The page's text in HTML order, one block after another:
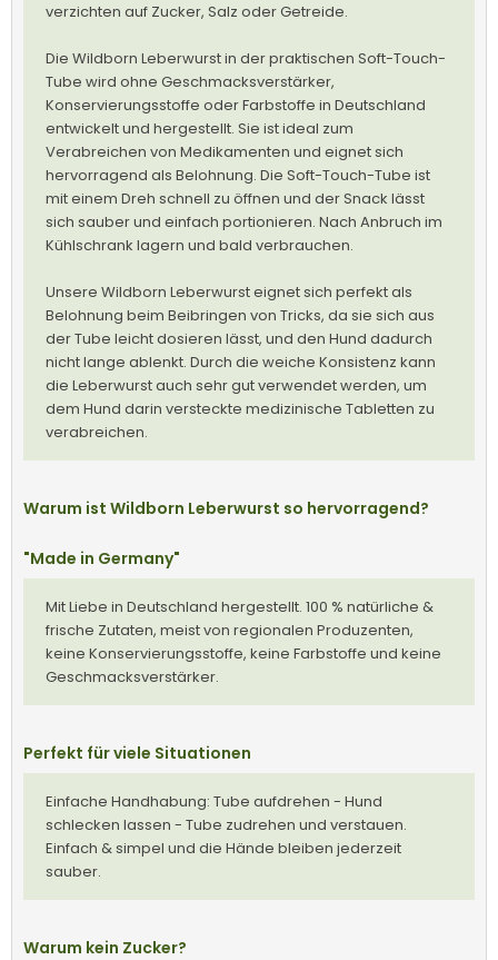
verzichten auf Zucker, Salz oder Getreide.
Die Wildborn Leberwurst in der praktischen Soft-Touch-
Tube wird ohne Geschmacksverstärker,
Konservierungsstoffe oder Farbstoffe in Deutschland
entwickelt und hergestellt. Sie ist ideal zum
Verabreichen von Medikamenten und eignet sich
hervorragend als Belohnung. Die Soft-Touch-Tube ist
mit einem Dreh schnell zu öffnen und der Snack lässt
sich sauber und einfach portionieren. Nach Anbruch im
Kühlschrank lagern und bald verbrauchen.
Unsere Wildborn Leberwurst eignet sich perfekt als
Belohnung beim Beibringen von Tricks, da sie sich aus
der Tube leicht dosieren lässt, und den Hund dadurch
nicht lange ablenkt. Durch die weiche Konsistenz kann
die Leberwurst auch sehr gut verwendet werden, um
dem Hund darin versteckte medizinische Tabletten zu
verabreichen.
Warum ist Wildborn Leberwurst so hervorragend?
"Made in Germany"
Mit Liebe in Deutschland hergestellt. 100 % natürliche &
frische Zutaten, meist von regionalen Produzenten,
keine Konservierungsstoffe, keine Farbstoffe und keine
Geschmacksverstärker.
Perfekt für viele Situationen
Einfache Handhabung: Tube aufdrehen - Hund
schlecken lassen - Tube zudrehen und verstauen.
Einfach & simpel und die Hände bleiben jederzeit
sauber.
Warum kein Zucker?